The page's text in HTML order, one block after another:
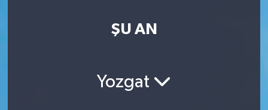
ŞU AN
Yozgat